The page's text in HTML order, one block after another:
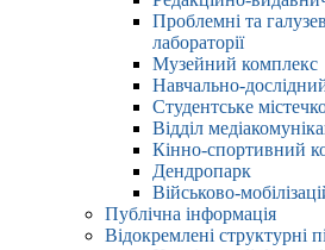
Проблемні та
лабораторії
Музейний комплекс
Навчально-
Студентське
Відділ
Кінно-спортивний
Дендропарк
Військово-
Публічна інформація
Відокремлені структурні